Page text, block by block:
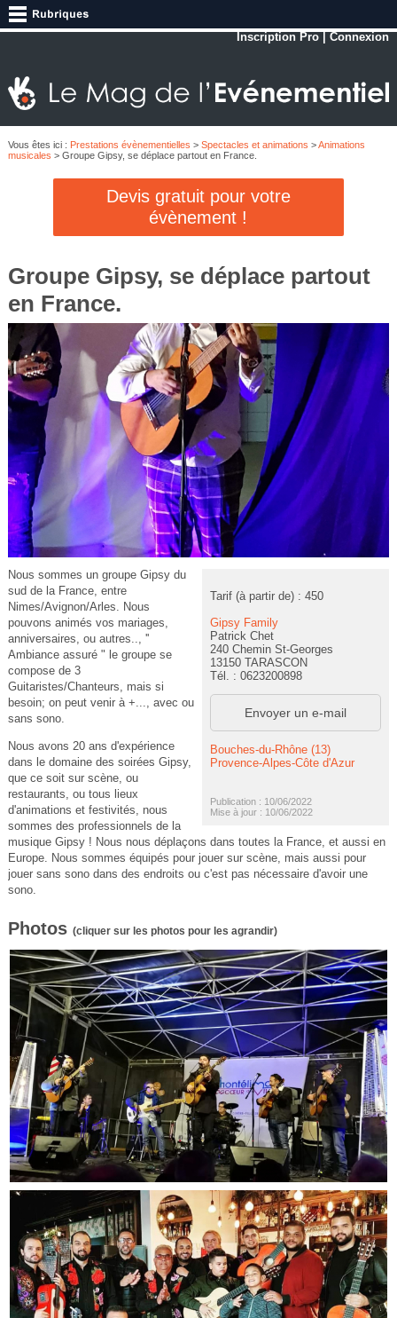
Inscription Pro |Connexion
Vous êtes ici : Prestations évènementielles > Spectacles et animations >Animations
musicales > Groupe Gipsy, se déplace partout en France.
Devis gratuit pour votre
évènement !
Groupe Gipsy, se déplace partout
en France.
Tarif (à partir de) : 450
Gipsy Family
Patrick Chet
240 Chemin St-Georges
13150 TARASCON
Tél. : 0623200898
Envoyer un e-mail
Bouches-du-Rhône (13)
Provence-Alpes-Côte d'Azur
Publication : 10/06/2022
Mise à jour : 10/06/2022
Nous sommes un groupe Gipsy du
sud de la France, entre
Nimes/Avignon/Arles. Nous
pouvons animés vos mariages,
anniversaires, ou autres.., ''
Ambiance assuré " le groupe se
compose de 3
Guitaristes/Chanteurs, mais si
besoin; on peut venir à +..., avec ou
sans sono.
Nous avons 20 ans d'expérience
dans le domaine des soirées Gipsy,
que ce soit sur scène, ou
restaurants, ou tous lieux
d'animations et festivités, nous
sommes des professionnels de la
musique Gipsy ! Nous nous déplaçons dans toutes la France, et aussi en
Europe. Nous sommes équipés pour jouer sur scène, mais aussi pour
jouer sans sono dans des endroits ou c'est pas nécessaire d'avoir une
sono.
Photos (cliquer sur les photos pour les agrandir)